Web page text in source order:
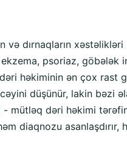
və dırnaqların
psoriaz, göbələk
həkiminin ən çox rast
düşünür, lakin bəzi
- mütləq dəri həkimi
diaqnozu asanlaşdırır,